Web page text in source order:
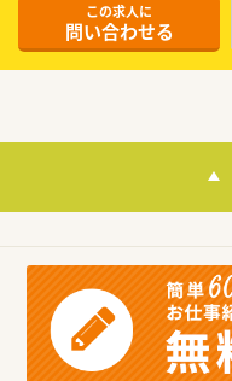
この求人に
問い合わせる